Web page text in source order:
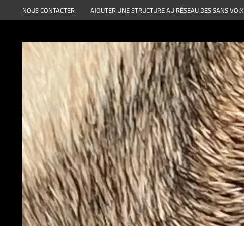
au
NOUS CONTACTER AJOUTER UNE STRUCTURE AU RÉSEAU DES SANS VOIX